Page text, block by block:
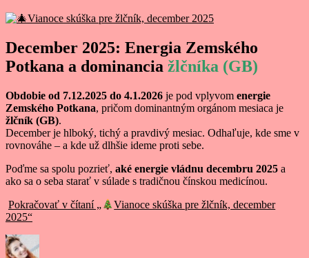
December 2025: Energia Zemského
Potkana a dominancia žlčníka (GB)
Obdobie od 7.12.2025 do 4.1.2026 je pod vplyvom energie
Zemského Potkana, pričom dominantným orgánom mesiaca je
žlčník (GB).
December je hlboký, tichý a pravdivý mesiac. Odhaľuje, kde sme v
rovnováhe – a kde už dlhšie ideme proti sebe.
Poďme sa spolu pozrieť, aké energie vládnu decembru 2025 a
ako sa o seba starať v súlade s tradičnou čínskou medicínou.
Pokračovať v čítaní „
Vianoce skúška pre žlčník, december
2025“